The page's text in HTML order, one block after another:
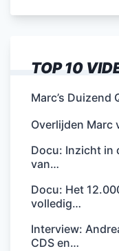
TOP 10
Marc’s
Overlijden Marc
Docu: Inzicht in
van…
Docu: Het
volledig…
Interview:
CDS en…